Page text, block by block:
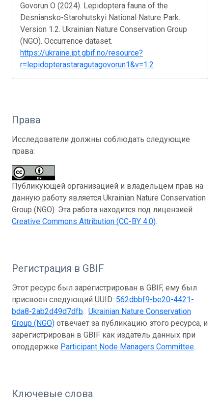
Govorun O (2024). Lepidoptera fauna of the
Desniansko-Starohutskyi National Nature Park.
Version 1.2. Ukrainian Nature Conservation Group
(NGO). Occurrence dataset.
https://ukraine.ipt.gbif.no/resource?
r=lepidopterastaragutagovorun1&v=1.2
Права
Исследователи должны соблюдать следующие
права:
Публикующей организацией и владельцем прав на
данную работу является Ukrainian Nature Conservation
Group (NGO). Эта работа находится под лицензией
Creative Commons Attribution (CC-BY 4.0).
Регистрация в GBIF
Этот ресурс был зарегистрирован в GBIF, ему был
присвоен следующий UUID: 562dbbf9-be20-4421-
bda8-2ab2d49d7dfb. Ukrainian Nature Conservation
Group (NGO) отвечает за публикацию этого ресурса, и
зарегистрирован в GBIF как издатель данных при
оподдержке Participant Node Managers Committee.
Ключевые слова